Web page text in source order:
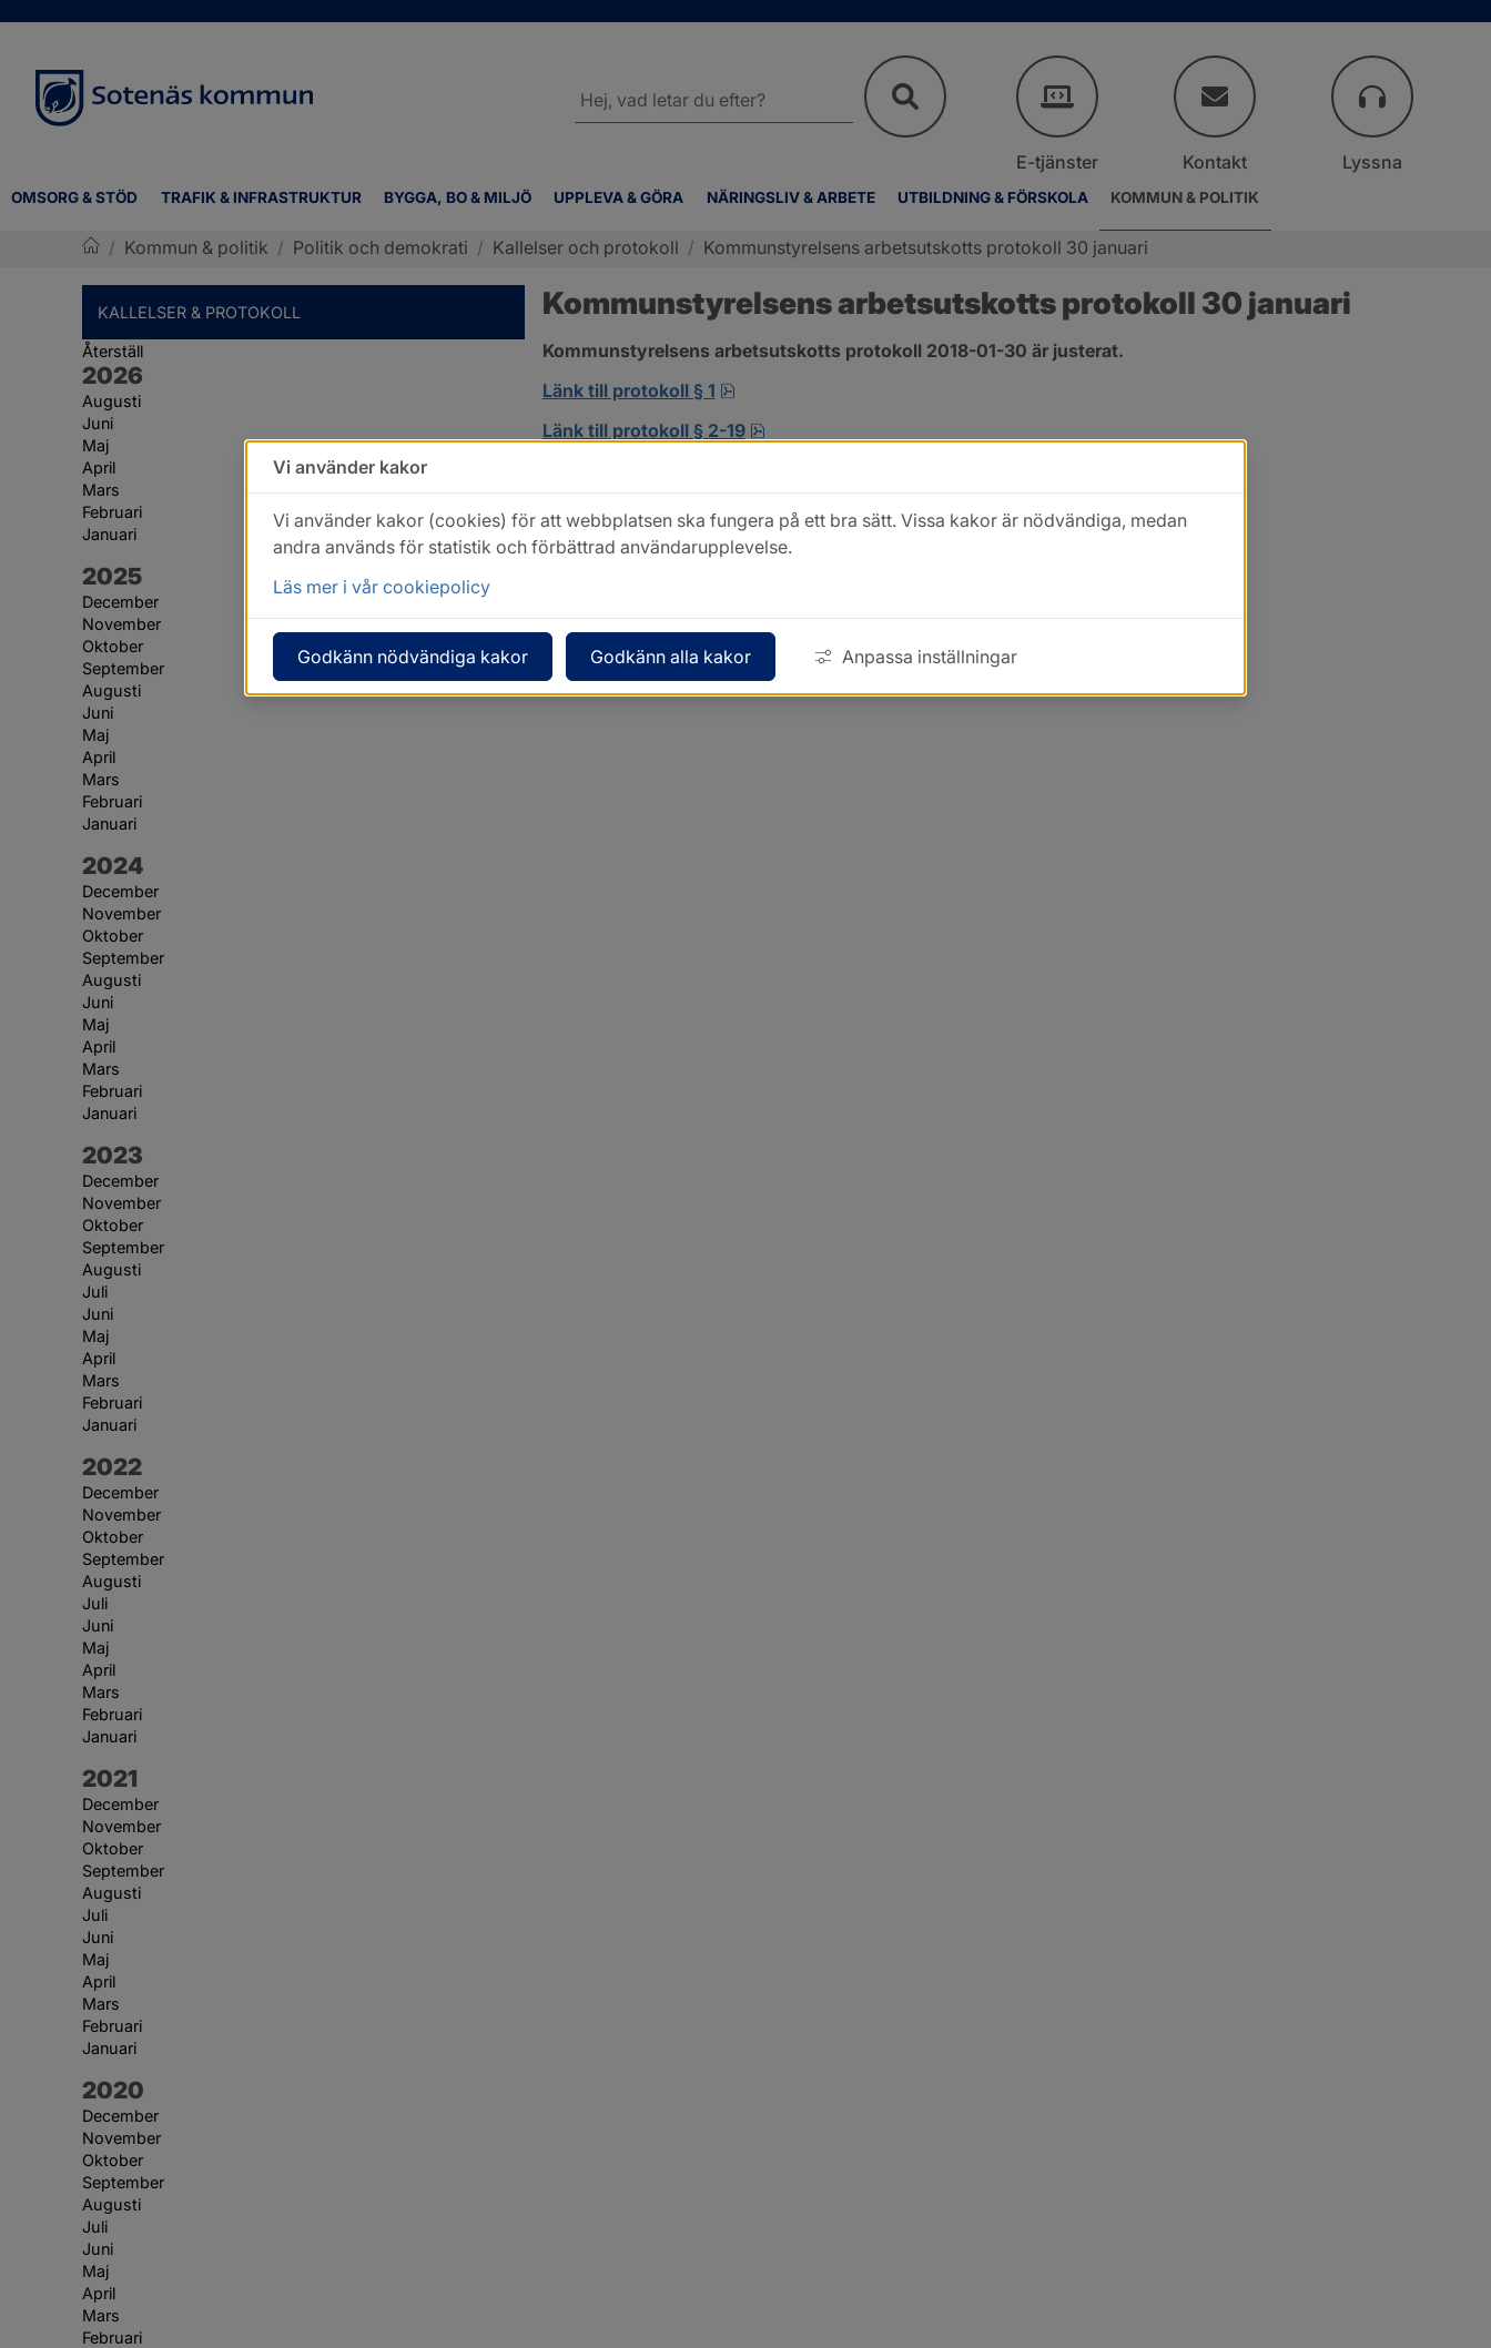
OMSORG & STÖD TRAFIK & INFRASTRUKTUR BYGGA, BO & MILJÖ UPPLEVA & GÖRA NÄRINGSLIV & ARBETE UTBILDNING & FÖRSKOLA KOMMUN & POLITIK
webbplatsen
E-tjänster Kontakt Lyssna
/ Kommun & politik / Politik och demokrati / Kallelser och protokoll / Kommunstyrelsens arbetsutskotts protokoll 30 januari
KALLELSER & PROTOKOLL
Återställ
År:
2026
Augusti
Juni
Maj
April
Mars
Februari
Januari
År:
2025
December
November
Oktober
September
Augusti
Juni
Maj
April
Mars
Februari
Januari
År:
2024
December
November
Oktober
September
Augusti
Juni
Maj
April
Mars
Februari
Januari
År:
2023
December
November
Oktober
September
Augusti
Juli
Juni
Maj
April
Mars
Februari
Januari
År:
2022
December
November
Oktober
September
Augusti
Juli
Juni
Maj
April
Mars
Februari
Januari
År:
2021
December
November
Oktober
September
Augusti
Juli
Juni
Maj
April
Mars
Februari
Januari
År:
2020
December
November
Oktober
September
Augusti
Juli
Juni
Maj
April
Mars
Februari
Kommunstyrelsens arbetsutskotts protokoll 30 januari
Kommunstyrelsens arbetsutskotts protokoll 2018-01-30 är justerat.
Länk till protokoll § 1
pdf, 138.3 kB, öppnas i nytt fönster.
Länk till protokoll § 2-19
pdf, 302.8 kB, öppnas i nytt fönster.
Vi använder kakor
Vi använder kakor (cookies) för att webbplatsen ska fungera på ett bra sätt. Vissa kakor är nödvändiga, medan
andra används för statistik och förbättrad användarupplevelse.
Läs mer i vår cookiepolicy
Godkänn nödvändiga kakor Godkänn alla kakor Anpassa inställningar